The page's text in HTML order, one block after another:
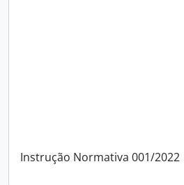
Instrução Normativa 001/2022